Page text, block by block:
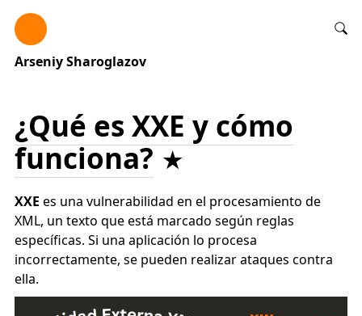
Arseniy Sharoglazov
¿Qué es XXE y cómo
funciona?
XXE es una vulnerabilidad en el procesamiento de
XML, un texto que está marcado según reglas
específicas. Si una aplicación lo procesa
incorrectamente, se pueden realizar ataques contra
ella.